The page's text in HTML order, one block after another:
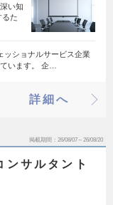
い知
るた
ッショナルサービス企業
います。 企…
詳細へ
掲載期間 26/08/07～26/08/20
サルタント